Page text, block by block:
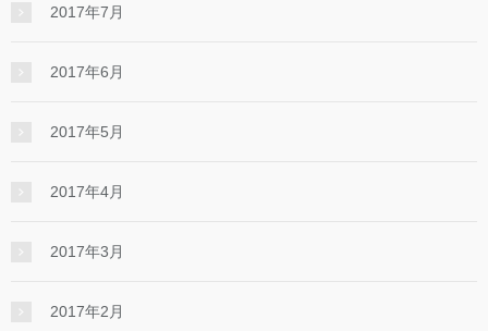
2017年7月
2017年6月
2017年5月
2017年4月
2017年3月
2017年2月